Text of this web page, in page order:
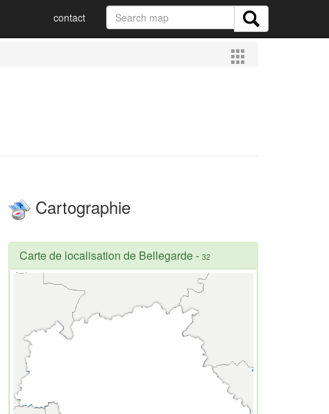
contact
Cartographie
Carte de localisation de Bellegarde- 32